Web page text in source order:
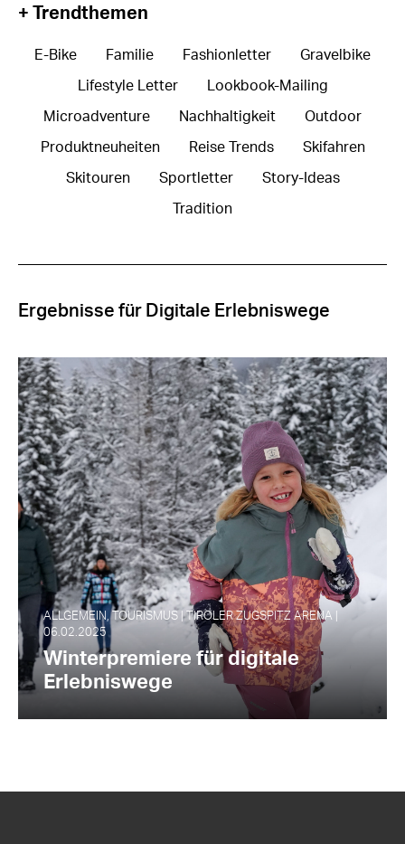
+ Trendthemen
E-Bike Familie Fashionletter Gravelbike
Lifestyle Letter Lookbook-Mailing
Microadventure Nachhaltigkeit Outdoor
Produktneuheiten Reise Trends Skifahren
Skitouren Sportletter Story-Ideas
Tradition
Ergebnisse für Digitale Erlebniswege
ALLGEMEIN, TOURISMUS | TIROLER ZUGSPITZ ARENA |
06.02.2025
Winterpremiere für digitale
Erlebniswege